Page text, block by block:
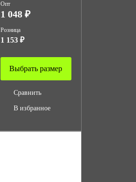
Опт
1 048 ₽
Розница
1 153 ₽
Выбрать размер
Сравнить
В избранное